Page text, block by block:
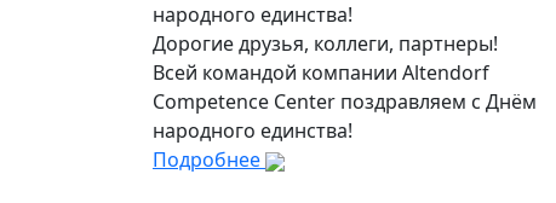
народного единства!
Дорогие друзья, коллеги, партнеры!
Всей командой компании Altendorf
Competence Center поздравляем с Днём
народного единства!
Подробнее